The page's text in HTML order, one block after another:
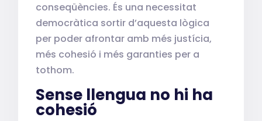
conseqüències. És una necessitat
democràtica sortir d’aquesta lògica
per poder afrontar amb més justícia,
més cohesió i més garanties per a
tothom.
Sense llengua no hi ha
cohesió